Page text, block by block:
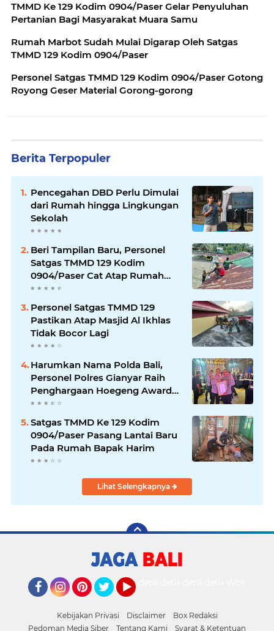
TMMD Ke 129 Kodim 0904/Paser Gelar Penyuluhan
Pertanian Bagi Masyarakat Muara Samu
Rumah Marbot Sudah Mulai Digarap Oleh Satgas
TMMD 129 Kodim 0904/Paser
Personel Satgas TMMD 129 Kodim 0904/Paser Gotong
Royong Geser Material Gorong-gorong
Berita Terpopuler
Pencegahan DBD Perlu Dimulai
dari Rumah hingga Lingkungan
Sekolah
Beri Tampilan Baru, Personel
Satgas TMMD 129 Kodim
0904/Paser Cat Atap Rumah
Marbot
Personel Satgas TMMD 129
Pastikan Atap Masjid Al Ikhlas
Tidak Bocor Lagi
Harumkan Nama Polda Bali,
Personel Polres Gianyar Raih
Penghargaan Hoegeng Awards
2026
Satgas TMMD Ke 129 Kodim
0904/Paser Pasang Lantai Baru
Pada Rumah Bapak Harim
Lihat Selengkapnya
Kebijakan Privasi Disclaimer
Box Redaksi
Pedoman Media Siber
Tentang Kami Syarat & Ketentuan